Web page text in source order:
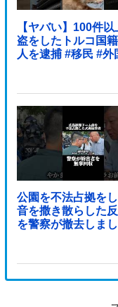
【ヤバい】100件
盗をしたトルコ国
人を逮捕 #
公園を不法占拠を
音を撒き散らした
を警察が撤去しまし